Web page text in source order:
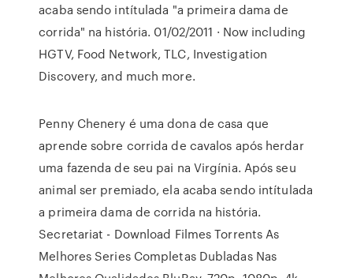
acaba sendo intítulada "a primeira dama de
corrida" na história. 01/02/2011 · Now including
HGTV, Food Network, TLC, Investigation
Discovery, and much more.
Penny Chenery é uma dona de casa que
aprende sobre corrida de cavalos após herdar
uma fazenda de seu pai na Virgínia. Após seu
animal ser premiado, ela acaba sendo intítulada
a primeira dama de corrida na história.
Secretariat - Download Filmes Torrents As
Melhores Series Completas Dubladas Nas